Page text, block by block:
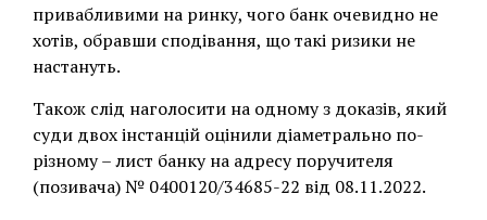
привабливими на ринку, чого банк очевидно не
хотів, обравши сподівання, що такі ризики не
настануть.
Також слід наголосити на одному з доказів, який
суди двох інстанцій оцінили діаметрально по-
різному – лист банку на адресу поручителя
(позивача) № 0400120/34685-22 від 08.11.2022.